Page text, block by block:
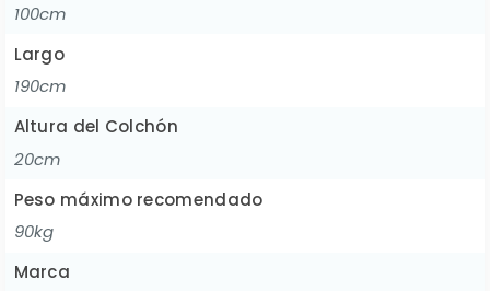
100cm
Largo
190cm
Altura del Colchón
20cm
Peso máximo recomendado
90kg
Marca